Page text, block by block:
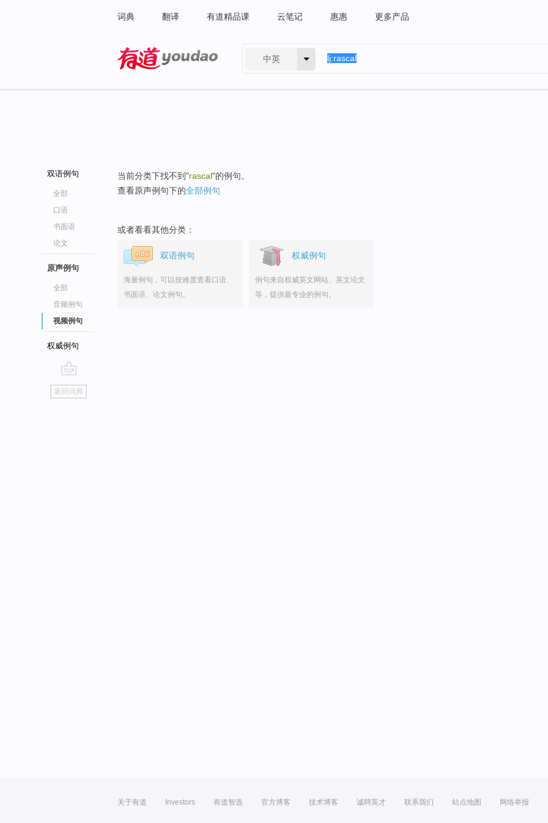
词典 翻译 有道精品课 云笔记 惠惠 更多产品
中英
双语例句
全部
口语
书面语
论文
原声例句
全部
音频例句
视频例句
权威例句
go
top
返回词典
当前分类下找不到"rascal"的例句。
查看原声例句下的全部例句
或者看看其他分类：
双语例句
海量例句，可以按难度查看口语、
书面语、论文例句。
权威例句
例句来自权威英文网站、英文论文
等，提供最专业的例句。
关于有道 Investors 有道智选 官方博客 技术博客 诚聘英才 联系我们 站点地图 网络举报